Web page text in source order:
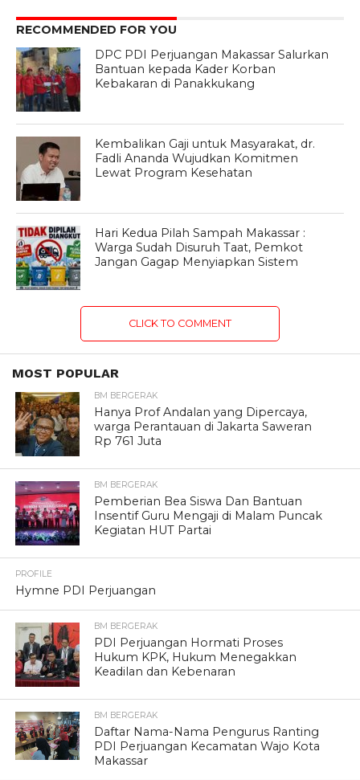
RECOMMENDED FOR YOU
DPC PDI Perjuangan Makassar Salurkan
Bantuan kepada Kader Korban
Kebakaran di Panakkukang
Kembalikan Gaji untuk Masyarakat, dr.
Fadli Ananda Wujudkan Komitmen
Lewat Program Kesehatan
Hari Kedua Pilah Sampah Makassar :
Warga Sudah Disuruh Taat, Pemkot
Jangan Gagap Menyiapkan Sistem
CLICK TO COMMENT
MOST POPULAR
BM BERGERAK
Hanya Prof Andalan yang Dipercaya,
warga Perantauan di Jakarta Saweran
Rp 761 Juta
BM BERGERAK
Pemberian Bea Siswa Dan Bantuan
Insentif Guru Mengaji di Malam Puncak
Kegiatan HUT Partai
PROFILE
Hymne PDI Perjuangan
BM BERGERAK
PDI Perjuangan Hormati Proses
Hukum KPK, Hukum Menegakkan
Keadilan dan Kebenaran
BM BERGERAK
Daftar Nama-Nama Pengurus Ranting
PDI Perjuangan Kecamatan Wajo Kota
Makassar